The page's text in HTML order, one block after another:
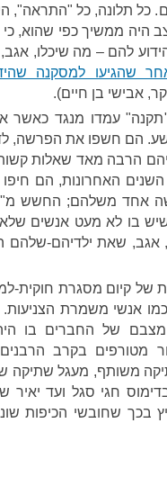
כל תלונה, כל "התראה",
היה ממשיך כפי שהוא,
להם – מה שיכלו, אגב,
שהגיעו למסקנה
אבישי בן חיים).
"תקנה" עמדו מנגד
הם חשפו את הפרשה,
הרבה מאד שאלות
האחרונות, הם חיפו
אחד משלהם; החשש
שיש בו לא מעט אנשים
אגב, שאת ילדיהם-שלהם
של קיום מסגרת חוקית-
אנשי משמרת הצניעות.
של החברים בו
מטורפים בקרב
משותף, מעגל שתיקה
חגי סגל ועד יאיר
בכך שחובשי הכיפות